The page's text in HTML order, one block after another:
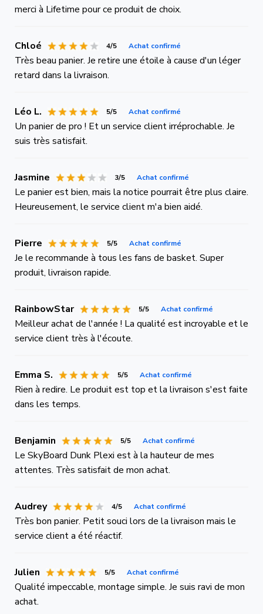
merci à Lifetime pour ce produit de choix.
Chloé 4/5 Achat confirmé
Très beau panier. Je retire une étoile à cause d'un léger
retard dans la livraison.
Léo L. 5/5 Achat confirmé
Un panier de pro ! Et un service client irréprochable. Je
suis très satisfait.
Jasmine 3/5 Achat confirmé
Le panier est bien, mais la notice pourrait être plus claire.
Heureusement, le service client m'a bien aidé.
Pierre 5/5 Achat confirmé
Je le recommande à tous les fans de basket. Super
produit, livraison rapide.
RainbowStar 5/5 Achat confirmé
Meilleur achat de l'année ! La qualité est incroyable et le
service client très à l'écoute.
Emma S. 5/5 Achat confirmé
Rien à redire. Le produit est top et la livraison s'est faite
dans les temps.
Benjamin 5/5 Achat confirmé
Le SkyBoard Dunk Plexi est à la hauteur de mes
attentes. Très satisfait de mon achat.
Audrey 4/5 Achat confirmé
Très bon panier. Petit souci lors de la livraison mais le
service client a été réactif.
Julien 5/5 Achat confirmé
Qualité impeccable, montage simple. Je suis ravi de mon
achat.